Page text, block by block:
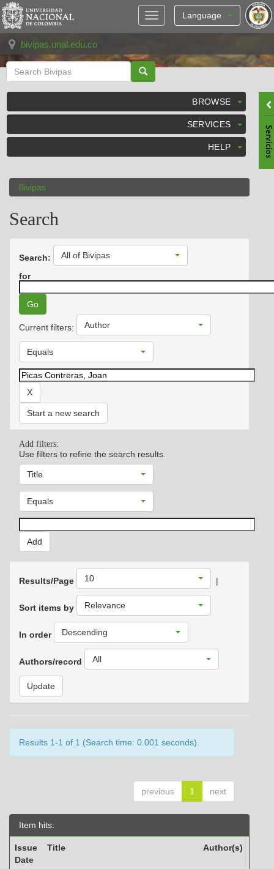
Skip
navigation
Language
bivipas.unal.edu.co
BROWSE
SERVICES
HELP
Bivipas
Search
Search: All of Bivipas
for
Current filters: Author
Equals
Start a new search
Add filters:
Use filters to refine the search results.
Title
Equals
Results/Page 10 |
Sort items by Relevance
In order Descending
Authors/record All
Results 1-1 of 1 (Search time: 0.001 seconds).
previous 1 next
Item hits:
Issue
Date
Title Author(s)